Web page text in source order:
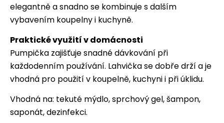
elegantně a snadno se kombinuje s dalším
vybavením koupelny i kuchyně.
Praktické využití v domácnosti
Pumpička zajišťuje snadné dávkování při
každodenním používání. Lahvička se dobře drží a je
vhodná pro použití v koupelně, kuchyni i při úklidu.
Vhodná na: tekuté mýdlo, sprchový gel, šampon,
saponát, dezinfekci.